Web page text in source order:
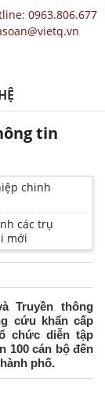
0963.806.677
tin
chinh
các trụ
mới
Truyền thông
cứu khẩn cấp
chức diễn tập
100 cán bộ đến
phố.